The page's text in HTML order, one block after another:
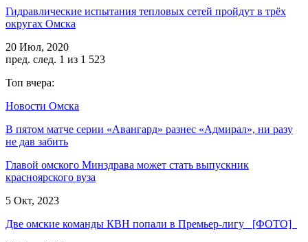
Гидравлические испытания тепловых сетей пройдут в трёх
округах Омска
20 Июл, 2020
пред. след. 1 из 1 523
Топ вчера:
Новости Омска
В пятом матче серии «Авангард» разнес «Адмирал», ни разу
не дав забить
Главой омского Минздрава может стать выпускник
красноярского вуза
5 Окт, 2023
Две омские команды КВН попали в Премьер-лигу [ФОТО]